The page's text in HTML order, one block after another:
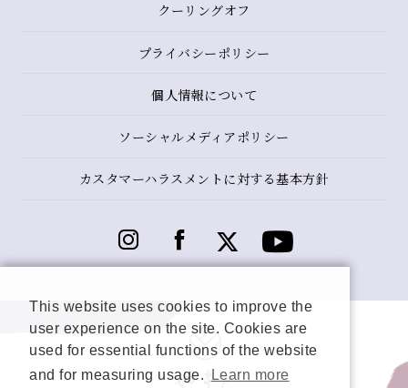
クーリングオフ
プライバシーポリシー
個人情報について
ソーシャルメディアポリシー
カスタマーハラスメントに対する基本方針
This website uses cookies to improve the
user experience on the site. Cookies are
used for essential functions of the website
and for measuring usage.
Learn more